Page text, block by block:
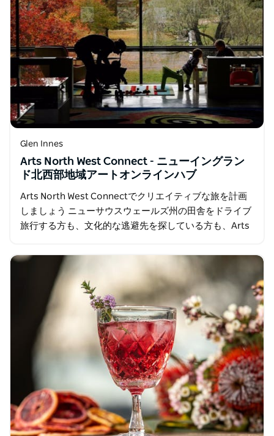
Glen Innes
Arts North West Connect - ニューイングラン
ド北西部地域アートオンラインハブ
Arts North West Connectでクリエイティブな旅を計画
しましょう ニューサウスウェールズ州の田舎をドライブ
旅行する方も、文化的な逃避先を探している方も、Arts